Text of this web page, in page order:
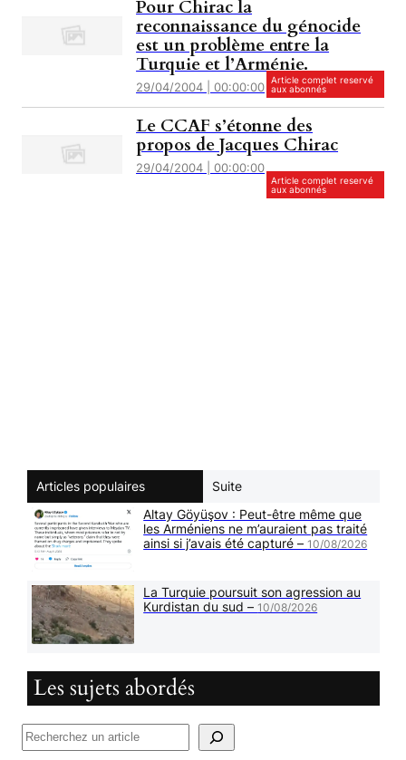
Pour Chirac la
reconnaissance du génocide
est un problème entre la
Turquie et l’Arménie.
29/04/2004 | 00:00:00 Article complet reservé
aux abonnés
Le CCAF s’étonne des
propos de Jacques Chirac
29/04/2004 | 00:00:00
Article complet reservé
aux abonnés
Articles populaires
Suite
Altay Göyüşov : Peut-être même que
les Arméniens ne m’auraient pas traité
ainsi si j’avais été capturé –10/08/2026
La Turquie poursuit son agression au
Kurdistan du sud –10/08/2026
Les sujets abordés
R